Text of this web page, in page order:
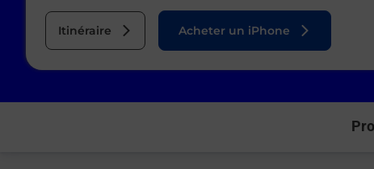
Itinéraire Acheter un iPhone